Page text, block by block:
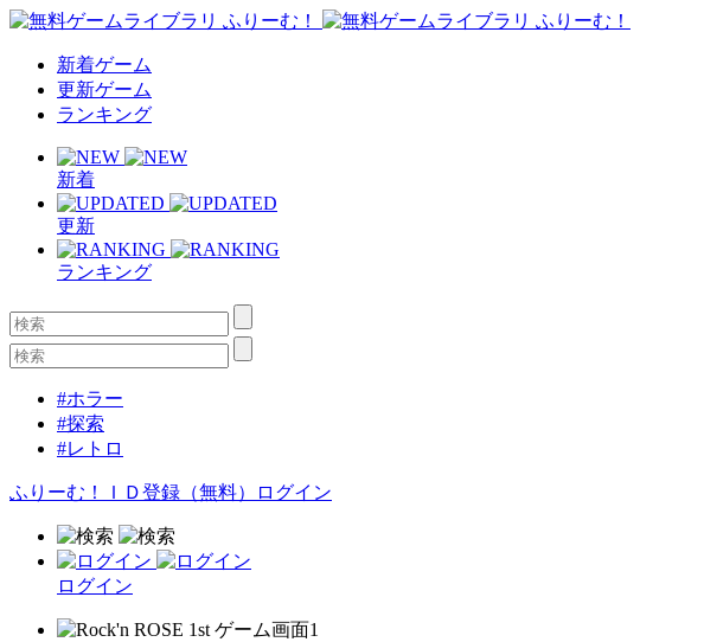
新着ゲーム
更新ゲーム
ランキング
新着
更新
ランキング
#ホラー
#探索
#レトロ
ふりーむ！ＩＤ登録（無料） ログイン
ログイン